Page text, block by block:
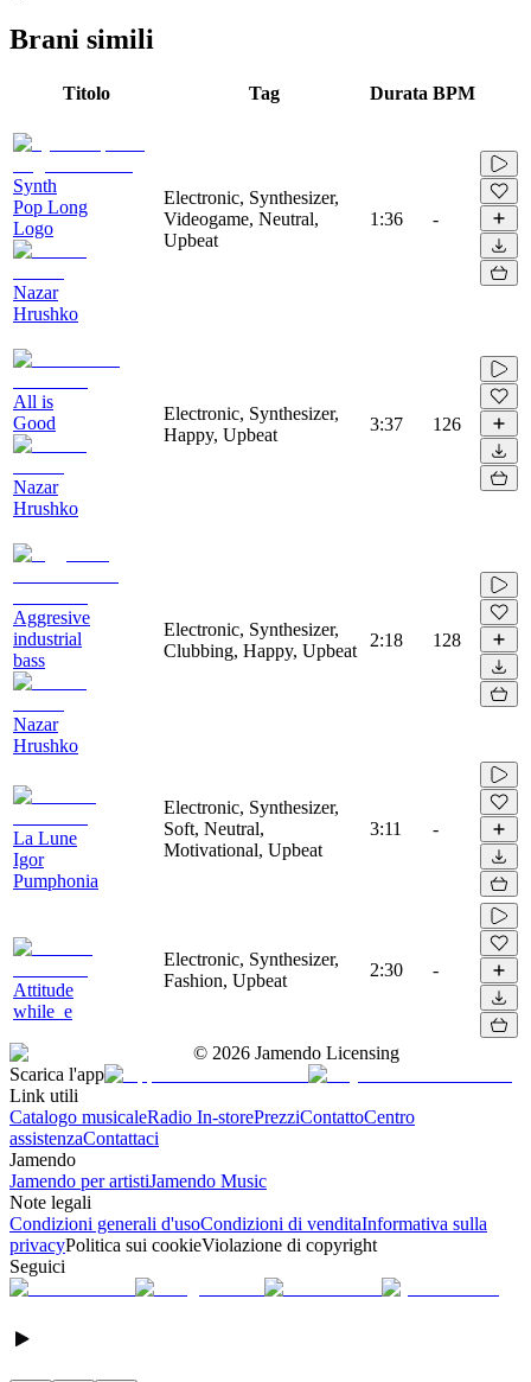
Brani simili
Titolo Tag Durata BPM
Synth
Pop Long
Logo
Nazar
Hrushko
Electronic, Synthesizer,
Videogame, Neutral,
Upbeat
1:36 -
All is
Good
Nazar
Hrushko
Electronic, Synthesizer,
Happy, Upbeat
3:37 126
Aggresive
industrial
bass
Nazar
Hrushko
Electronic, Synthesizer,
Clubbing, Happy, Upbeat
2:18 128
La Lune
Igor
Pumphonia
Electronic, Synthesizer,
Soft, Neutral,
Motivational, Upbeat
3:11 -
Attitude
while_e
Electronic, Synthesizer,
Fashion, Upbeat
2:30 -
© 2026 Jamendo Licensing
Scarica l'app
Link utili
Catalogo musicaleRadio In-storePrezziContattoCentro
assistenzaContattaci
Jamendo
Jamendo per artistiJamendo Music
Note legali
Condizioni generali d'usoCondizioni di venditaInformativa sulla
privacyPolitica sui cookieViolazione di copyright
Seguici